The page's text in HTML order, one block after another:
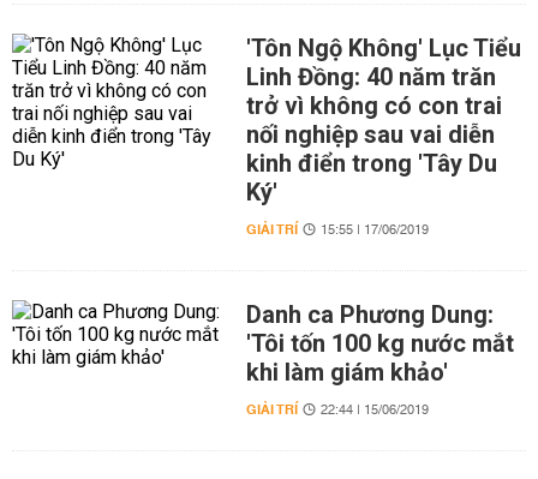
'Tôn Ngộ Không' Lục Tiểu
Linh Đồng: 40 năm trăn
trở vì không có con trai
nối nghiệp sau vai diễn
kinh điển trong 'Tây Du
Ký'
GIẢI TRÍ 15:55 | 17/06/2019
Danh ca Phương Dung:
'Tôi tốn 100 kg nước mắt
khi làm giám khảo'
GIẢI TRÍ 22:44 | 15/06/2019